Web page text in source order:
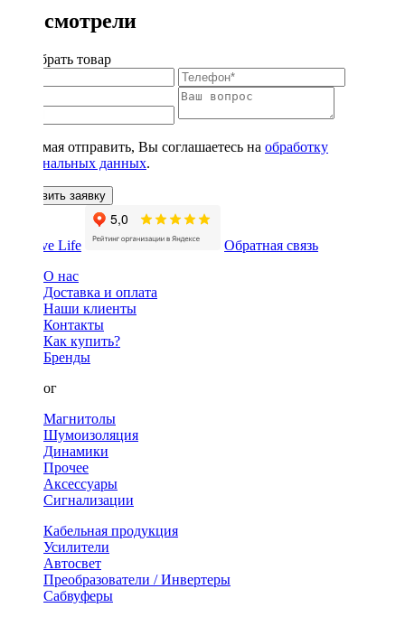
Вы смотрели
Подобрать товар
Нажимая отправить, Вы соглашаетесь на обработку
персональных данных.
Оставить заявку
Обратная связь
О нас
Доставка и оплата
Наши клиенты
Контакты
Как купить?
Бренды
Каталог
Магнитолы
Шумоизоляция
Динамики
Прочее
Аксессуары
Сигнализации
Кабельная продукция
Усилители
Автосвет
Преобразователи / Инвертеры
Сабвуферы